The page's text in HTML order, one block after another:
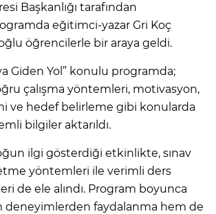
Başkanlığı tarafından
eğitimci-yazar Gri Koç
öğrencilerle bir araya geldi.
Giden Yol” konulu programda;
çalışma yöntemleri, motivasyon,
ve hedef belirleme gibi konularda
bilgiler aktarıldı.
ilgi gösterdiği etkinlikte, sınav
etme yöntemleri ile verimli ders
de ele alındı. Program boyunca
deneyimlerden faydalanma hem de